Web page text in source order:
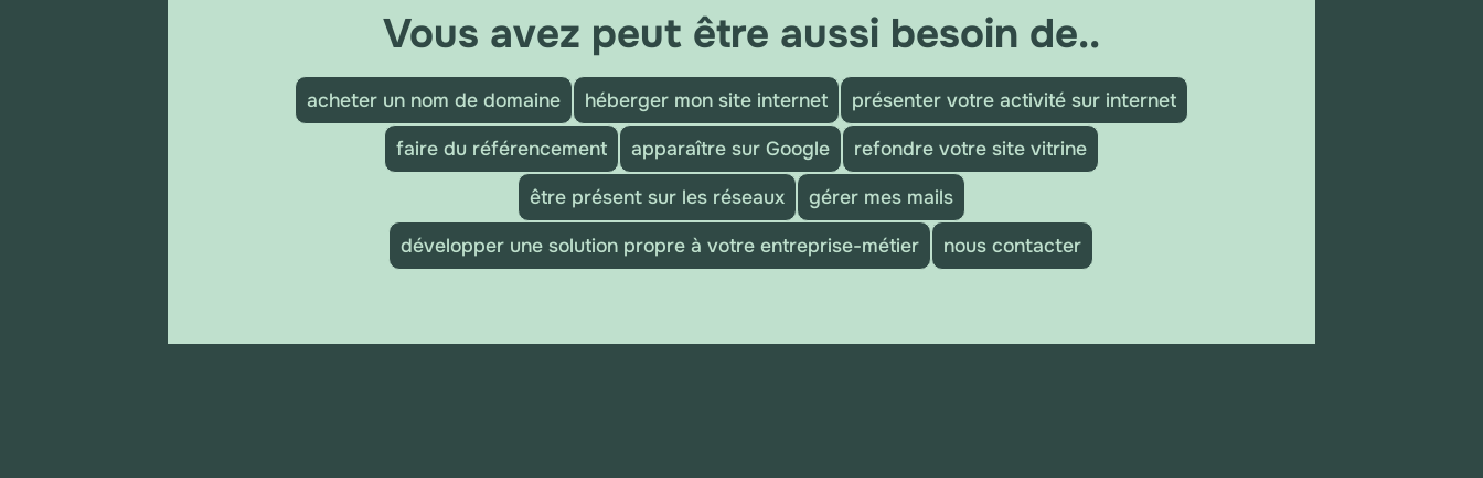
Vous avez peut être aussi besoin de..
acheter un nom de domaine héberger mon site internet
présenter votre activité sur internet
faire du référencement
apparaître sur Google
refondre votre site vitrine
être présent sur les réseaux
gérer mes mails
développer une solution propre à votre entreprise-métier
nous contacter